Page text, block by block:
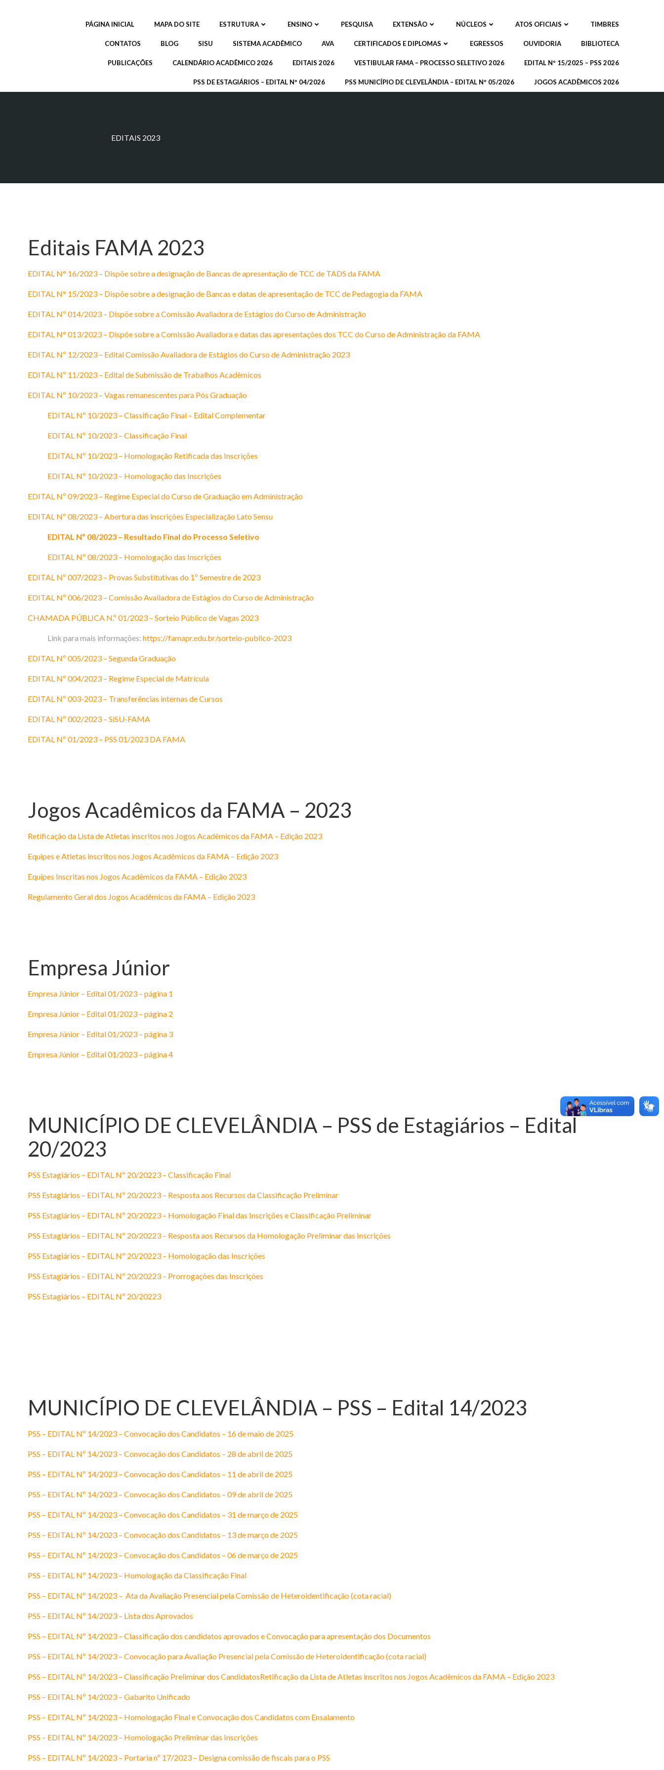
PÁGINA INICIAL MAPA DO SITE ESTRUTURA ENSINO PESQUISA EXTENSÃO NÚCLEOS ATOS OFICIAIS TIMBRES
CONTATOS BLOG SISU SISTEMA ACADÊMICO AVA CERTIFICADOS E DIPLOMAS EGRESSOS OUVIDORIA BIBLIOTECA
PUBLICAÇÕES CALENDÁRIO ACADÊMICO 2026 EDITAIS 2026 VESTIBULAR FAMA – PROCESSO SELETIVO 2026 EDITAL Nº 15/2025 – PSS 2026
PSS DE ESTAGIÁRIOS – EDITAL Nº 04/2026 PSS MUNICÍPIO DE CLEVELÂNDIA – EDITAL Nº 05/2026 JOGOS ACADÊMICOS 2026
EDITAIS 2023
Editais FAMA 2023
EDITAL N° 16/2023 – Dispõe sobre a designação de Bancas de apresentação de TCC de TADS da FAMA
EDITAL N° 15/2023 – Dispõe sobre a designação de Bancas e datas de apresentação de TCC de Pedagogia da FAMA
EDITAL Nº 014/2023 – Dispõe sobre a Comissão Avaliadora de Estágios do Curso de Administração
EDITAL N° 013/2023 – Dispõe sobre a Comissão Avaliadora e datas das apresentações dos TCC do Curso de Administração da FAMA
EDITAL Nº 12/2023 – Edital Comissão Avaliadora de Estágios do Curso de Administração 2023
EDITAL Nº 11/2023 – Edital de Submissão de Trabalhos Acadêmicos
EDITAL Nº 10/2023 – Vagas remanescentes para Pós Graduação
EDITAL Nº 10/2023 – Classificação Final – Edital Complementar
EDITAL Nº 10/2023 – Classificação Final
EDITAL Nº 10/2023 – Homologação Retificada das Inscrições
EDITAL Nº 10/2023 – Homologação das Inscrições
EDITAL Nº 09/2023 – Regime Especial do Curso de Graduação em Administração
EDITAL Nº 08/2023 – Abertura das inscrições Especialização Lato Sensu
EDITAL Nº 08/2023 – Resultado Final do Processo Seletivo
EDITAL Nº 08/2023 – Homologação das Inscrições
EDITAL Nº 007/2023 – Provas Substitutivas do 1º Semestre de 2023
EDITAL Nº 006/2023 – Comissão Avaliadora de Estágios do Curso de Administração
CHAMADA PÚBLICA N.º 01/2023 – Sorteio Público de Vagas 2023
Link para mais informações: https://famapr.edu.br/sorteio-publico-2023
EDITAL Nº 005/2023 – Segunda Graduação
EDITAL Nº 004/2023 – Regime Especial de Matrícula
EDITAL Nº 003-2023 – Transferências internas de Cursos
EDITAL Nº 002/2023 – SiSU-FAMA
EDITAL Nº 01/2023 – PSS 01/2023 DA FAMA
Jogos Acadêmicos da FAMA – 2023
Retificação da Lista de Atletas inscritos nos Jogos Acadêmicos da FAMA – Edição 2023
Equipes e Atletas inscritos nos Jogos Acadêmicos da FAMA – Edição 2023
Equipes Inscritas nos Jogos Acadêmicos da FAMA – Edição 2023
Regulamento Geral dos Jogos Acadêmicos da FAMA – Edição 2023
Empresa Júnior
Empresa Júnior – Edital 01/2023 – página 1
Empresa Júnior – Edital 01/2023 – página 2
Empresa Júnior – Edital 01/2023 – página 3
Empresa Júnior – Edital 01/2023 – página 4
MUNICÍPIO DE CLEVELÂNDIA – PSS de Estagiários – Edital
20/2023
PSS Estagiários – EDITAL Nº 20/20223 – Classificação Final
PSS Estagiários – EDITAL Nº 20/20223 – Resposta aos Recursos da Classificação Preliminar
PSS Estagiários – EDITAL Nº 20/20223 – Homologação Final das Inscrições e Classificação Preliminar
PSS Estagiários – EDITAL Nº 20/20223 – Resposta aos Recursos da Homologação Preliminar das Inscrições
PSS Estagiários – EDITAL Nº 20/20223 – Homologação das Inscrições
PSS Estagiários – EDITAL Nº 20/20223 – Prorrogações das Inscrições
PSS Estagiários – EDITAL Nº 20/20223
MUNICÍPIO DE CLEVELÂNDIA – PSS – Edital 14/2023
PSS – EDITAL Nº 14/2023 – Convocação dos Candidatos – 16 de maio de 2025
PSS – EDITAL Nº 14/2023 – Convocação dos Candidatos – 28 de abril de 2025
PSS – EDITAL Nº 14/2023 – Convocação dos Candidatos – 11 de abril de 2025
PSS – EDITAL Nº 14/2023 – Convocação dos Candidatos – 09 de abril de 2025
PSS – EDITAL Nº 14/2023 – Convocação dos Candidatos – 31 de março de 2025
PSS – EDITAL Nº 14/2023 – Convocação dos Candidatos – 13 de março de 2025
PSS – EDITAL Nº 14/2023 – Convocação dos Candidatos – 06 de março de 2025
PSS – EDITAL Nº 14/2023 – Homologação da Classificação Final
PSS – EDITAL Nº 14/2023 – Ata da Avaliação Presencial pela Comissão de Heteroidentificação (cota racial)
PSS – EDITAL Nº 14/2023 – Lista dos Aprovados
PSS – EDITAL Nº 14/2023 – Classificação dos candidatos aprovados e Convocação para apresentação dos Documentos
PSS – EDITAL Nº 14/2023 – Convocação para Avaliação Presencial pela Comissão de Heteroidentificação (cota racial)
PSS – EDITAL Nº 14/2023 – Classificação Preliminar dos CandidatosRetificação da Lista de Atletas inscritos nos Jogos Acadêmicos da FAMA – Edição 2023
PSS – EDITAL Nº 14/2023 – Gabarito Unificado
PSS – EDITAL Nº 14/2023 – Homologação Final e Convocação dos Candidatos com Ensalamento
PSS – EDITAL Nº 14/2023 – Homologação Preliminar das Inscrições
PSS – EDITAL Nº 14/2023 – Portaria nº 17/2023 – Designa comissão de fiscais para o PSS